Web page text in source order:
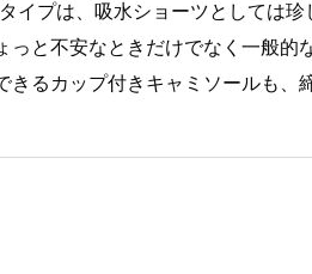
イプは、吸水ショーツとしては珍
と不安なときだけでなく一般的
るカップ付きキャミソールも、